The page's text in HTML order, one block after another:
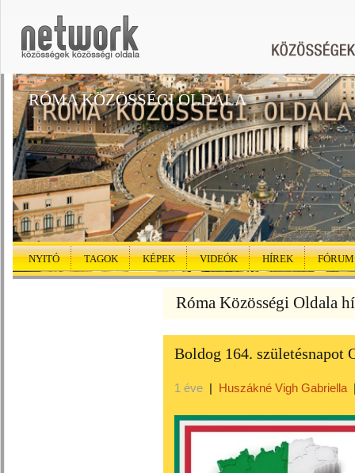
RÓMA KÖZÖSSÉGI OLDALA
NYITÓ TAGOK KÉPEK VIDEÓK HÍREK FÓRUM
Róma Közösségi Oldala
Boldog 164. születésnapot
1 éve | Huszákné Vigh Gabriella